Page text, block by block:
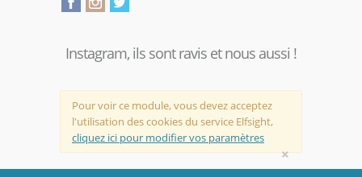
Instagram, ils sont ravis et nous aussi !
Pour voir ce module, vous devez acceptez
l'utilisation des cookies du service Elfsight,
cliquez ici pour modifier vos paramètres
×